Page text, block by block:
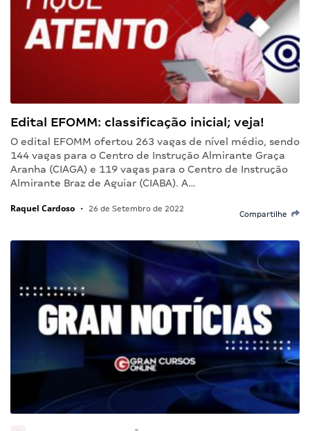
Edital EFOMM: classificação inicial; veja!
O edital EFOMM ofertou 263 vagas de nível médio, sendo
144 vagas para o Centro de Instrução Almirante Graça
Aranha (CIAGA) e 119 vagas para o Centro de Instrução
Almirante Braz de Aguiar (CIABA). A…
Raquel Cardoso • 26 de Setembro de 2022
Compartilhe